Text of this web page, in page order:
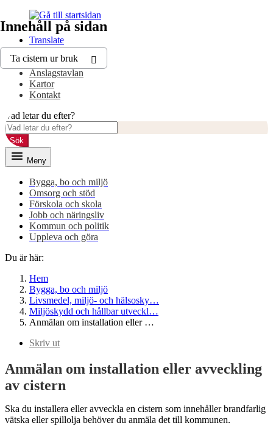
till
innehåll
till
huvudmeny
Translate
E-tjänster
Anslagstavlan
Kartor
Kontakt
Vad letar du efter?
Sök
Meny
Bygga, bo och miljö
Omsorg och stöd
Förskola och skola
Jobb och näringsliv
Kommun och politik
Uppleva och göra
Du är här:
Hem
Bygga, bo och miljö
Livsmedel, miljö- och hälsosky…
Miljöskydd och hållbar utveckl…
Anmälan om installation eller …
Skriv ut
Anmälan om installation eller avveckling
av cistern
Ska du installera eller avveckla en cistern som innehåller brandfarlig
vätska eller spillolja behöver du anmäla det till kommunen.
Innehåll på sidan
Ta cistern ur bruk